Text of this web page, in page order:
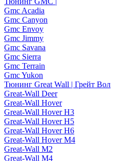
Gmc Acadia
Gmc Canyon
Gmc Envoy
Gmc Jimmy
Gmc Savana
Gmc Sierra
Gmc Terrain
Gmc Yukon
Тюнинг Great Wall | Грейт Вол
Great-Wall Deer
Great-Wall Hover
Great-Wall Hover H3
Great-Wall Hover H5
Great-Wall Hover H6
Great-Wall Hover M4
Great-Wall M2
Great-Wall M4